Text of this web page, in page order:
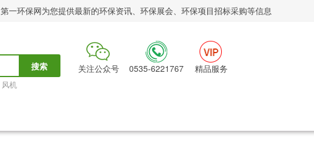
第一环保网为您提供最新的环保资讯、环保展会、环保项目招标采购等信息
搜索
风机
关注公众号 0535-6221767 精品服务